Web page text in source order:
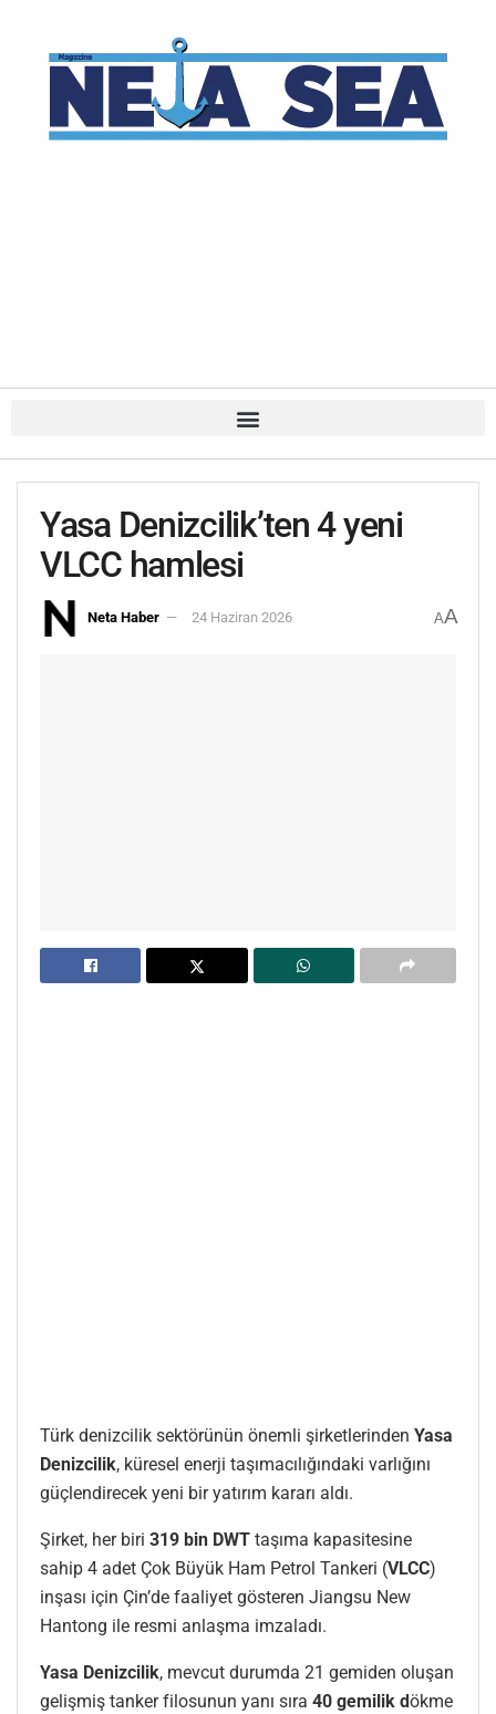
Yasa Denizcilik’ten 4 yeni
VLCC hamlesi
Neta Haber 24 Haziran 2026 AA
Türk denizcilik sektörünün önemli şirketlerinden Yasa
Denizcilik, küresel enerji taşımacılığındaki varlığını
güçlendirecek yeni bir yatırım kararı aldı.
Şirket, her biri 319 bin DWT taşıma kapasitesine
sahip 4 adet Çok Büyük Ham Petrol Tankeri (VLCC)
inşası için Çin’de faaliyet gösteren Jiangsu New
Hantong ile resmi anlaşma imzaladı.
Yasa Denizcilik, mevcut durumda 21 gemiden oluşan
gelişmiş tanker filosunun yanı sıra 40 gemilik dökme